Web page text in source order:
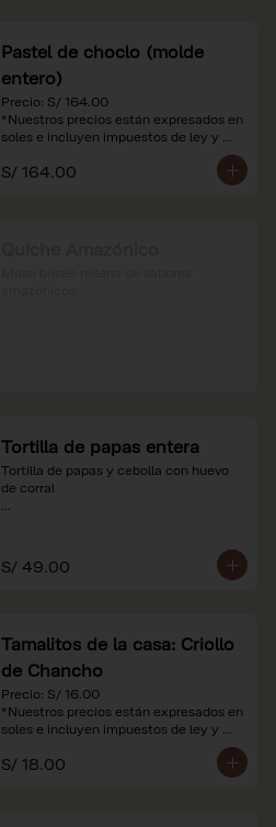
Pastel de choclo (molde
entero)
Precio: S/ 164.00
*Nuestros precios están expresados en
soles e incluyen impuestos de ley y
S/ 164.00
Tortilla de papas entera
Tortilla de papas y cebolla con huevo
de corral
S/ 49.00
Tamalitos de la casa: Criollo
de Chancho
Precio: S/ 16.00
*Nuestros precios están expresados en
soles e incluyen impuestos de ley y
S/ 18.00